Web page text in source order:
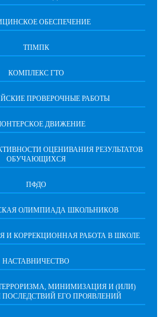
ОБЕСПЕЧЕНИЕ
ТПМПК
КОМПЛЕКС ГТО
ПРОВЕРОЧНЫЕ РАБОТЫ
ДВИЖЕНИЕ
ОЦЕНИВАНИЯ РЕЗУЛЬТАТОВ
ОБУЧАЮЩИХСЯ
ПФДО
ОЛИМПИАДА ШКОЛЬНИКОВ
И КОРРЕКЦИОННАЯ РАБОТА В ШКОЛЕ
НАСТАВНИЧЕСТВО
МИНИМИЗАЦИЯ И (ИЛИ)
ЕГО ПРОЯВЛЕНИЙ